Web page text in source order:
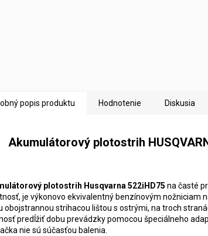
popis produktu Hodnotenie Diskusia
Akumulátorový plotostrih
plotostrih Husqvarna 522iHD75 na časté
je výkonovo ekvivalentný benzínovým nožniciam
obojstrannou strihacou lištou s ostrými, na troch
predĺžiť dobu prevádzky pomocou špeciálneho
nie sú súčasťou balenia.